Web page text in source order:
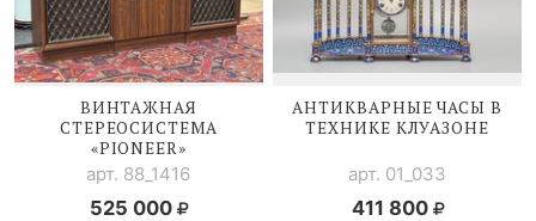
ВИНТАЖНАЯ
СТЕРЕОСИСТЕМА
«PIONEER»
арт. 88_1416
525 000
АНТИКВАРНЫЕ ЧАСЫ В
ТЕХНИКЕ КЛУАЗОНЕ
арт. 01_033
411 800